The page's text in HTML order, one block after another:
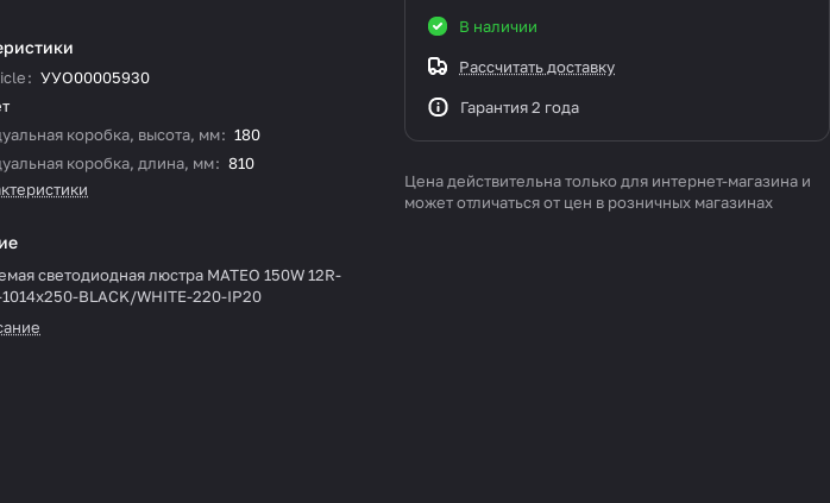
: УУО00005930
коробка, высота, мм: 180
коробка, длина, мм: 810
светодиодная люстра MATEO 150W 12R-
BLACK/WHITE-220-IP20
В наличии
Рассчитать доставку
Гарантия 2 года
Цена действительна только для интернет-магазина и
может отличаться от цен в розничных магазинах